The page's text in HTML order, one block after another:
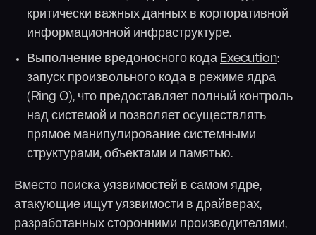
критически важных данных в корпоративной
информационной инфраструктуре.
Выполнение вредоносного кода Execution:
запуск произвольного кода в режиме ядра
(Ring 0), что предоставляет полный контроль
над системой и позволяет осуществлять
прямое манипулирование системными
структурами, объектами и памятью.
Вместо поиска уязвимостей в самом ядре,
атакующие ищут уязвимости в драйверах,
разработанных сторонними производителями,